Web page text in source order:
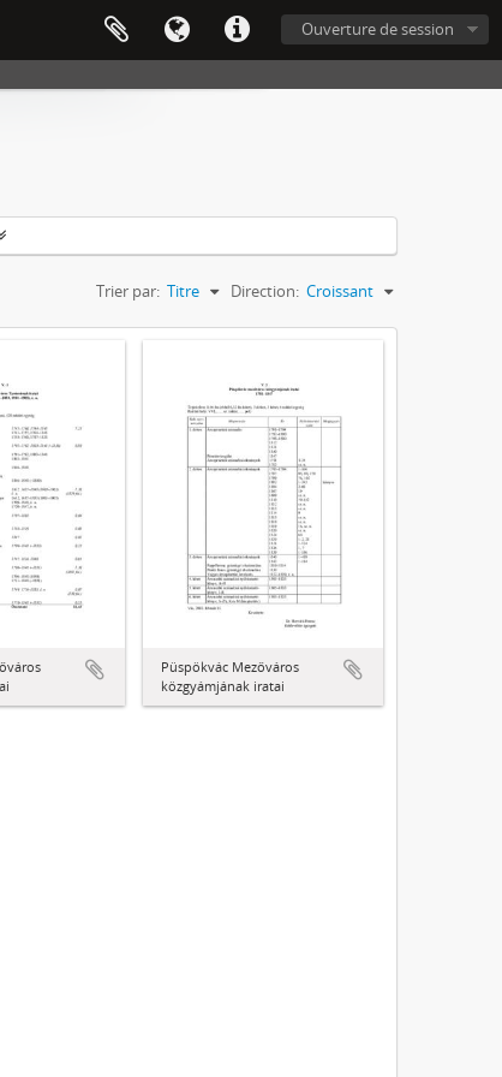
Ouverture de session
Trier par: Titre Direction: Croissant
Püspökvác Mezőváros
közgyámjának iratai